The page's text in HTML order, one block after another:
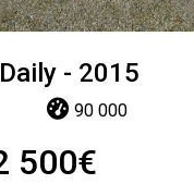
- 2015
90 000
500€